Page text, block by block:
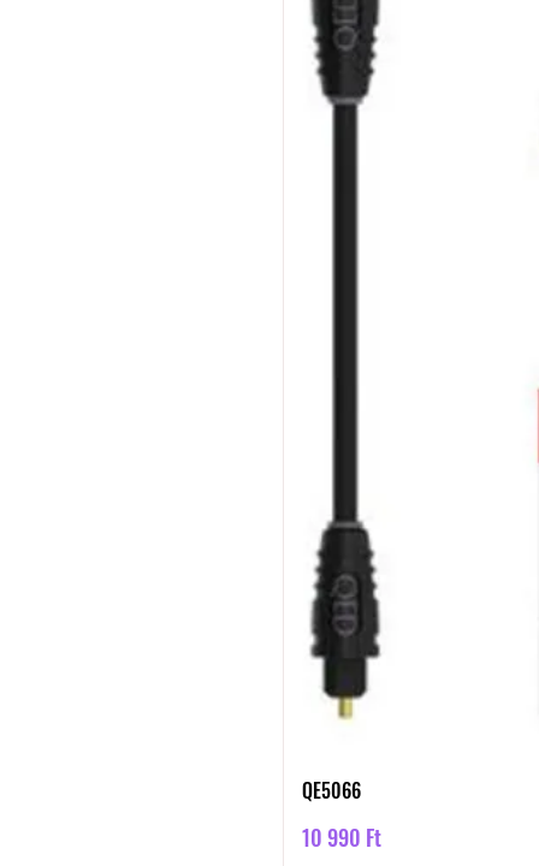
QE5066
Ár
10 990 Ft